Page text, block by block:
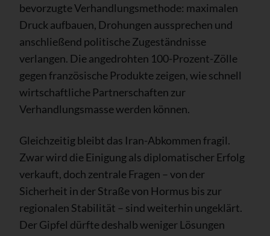
bevorzugte Verhandlungsmethode: maximalen
Druck aufbauen, Drohungen aussprechen und
anschließend politische Zugeständnisse
verlangen. Die angedrohten 100-Prozent-Zölle
gegen französische Produkte zeigen, wie schnell
wirtschaftliche Partnerschaften zur
Verhandlungsmasse werden können.
Gleichzeitig bleibt das Iran-Abkommen fragil.
Zwar wird die Einigung als diplomatischer Erfolg
verkauft, doch zentrale Fragen – von der
Sicherheit in der Straße von Hormus bis zur
regionalen Stabilität – sind weiterhin ungeklärt.
Der Gipfel dürfte deshalb weniger Lösungen